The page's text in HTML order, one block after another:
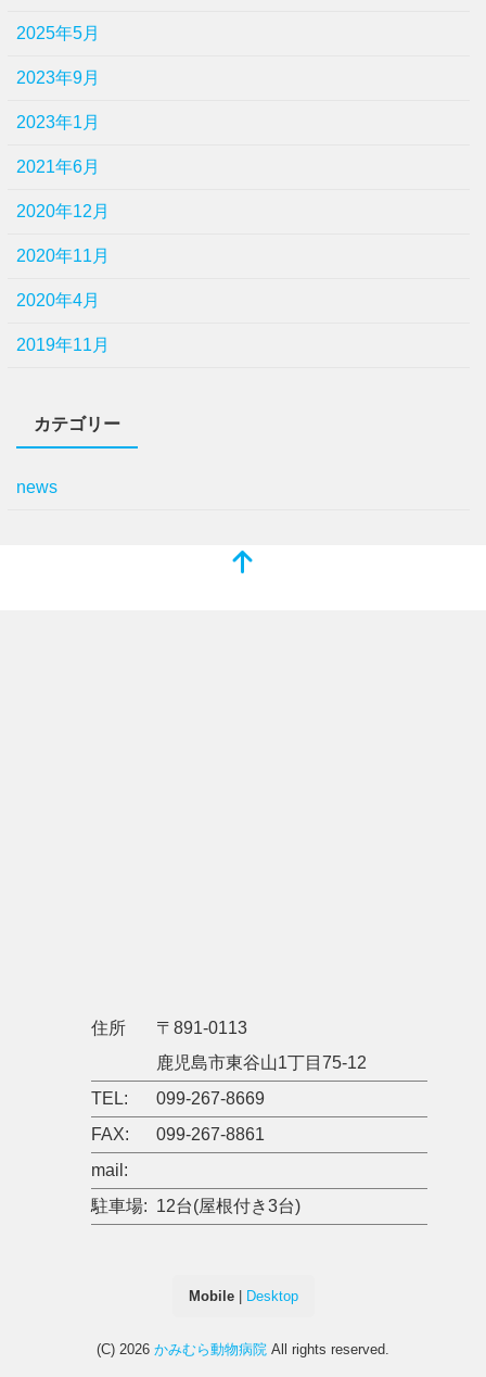
2025年5月
2023年9月
2023年1月
2021年6月
2020年12月
2020年11月
2020年4月
2019年11月
カテゴリー
news
住所
〒891-0113
鹿児島市東谷山1丁目75-12
TEL:
099-267-8669
FAX:
099-267-8861
mail:
駐車場: 12台(屋根付き3台)
Mobile| Desktop
(C) 2026 かみむら動物病院 All rights reserved.